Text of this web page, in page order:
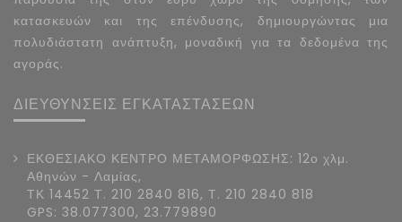
κατασκευών και της επένδυσης, δημιουργώντας μια
πολυδιάστατη ανάπτυξη, μοναδική για τα δεδομένα της
αγοράς.
ΔΙΕΥΘΥΝΣΕΙΣ ΕΓΚΑΤΑΣΤΑΣΕΩΝ
ΕΚΘΕΣΙΑΚΟ ΚΕΝΤΡΟ ΜΕΤΑΜΟΡΦΩΣΗΣ: 12ο χλμ.
Αθηνών - Λαμίας,
ΤΚ 14452 Τ. 210 2840 816, Τ. 210 2840 818
GPS: 38.077300, 23.779890